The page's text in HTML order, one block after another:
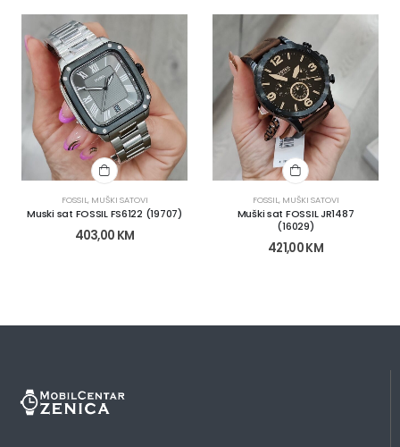
FOSSIL, MUŠKI SATOVI
Muski sat FOSSIL FS6122 (19707)
403,00 KM
FOSSIL, MUŠKI SATOVI
Muški sat FOSSIL JR1487
(16029)
421,00KM